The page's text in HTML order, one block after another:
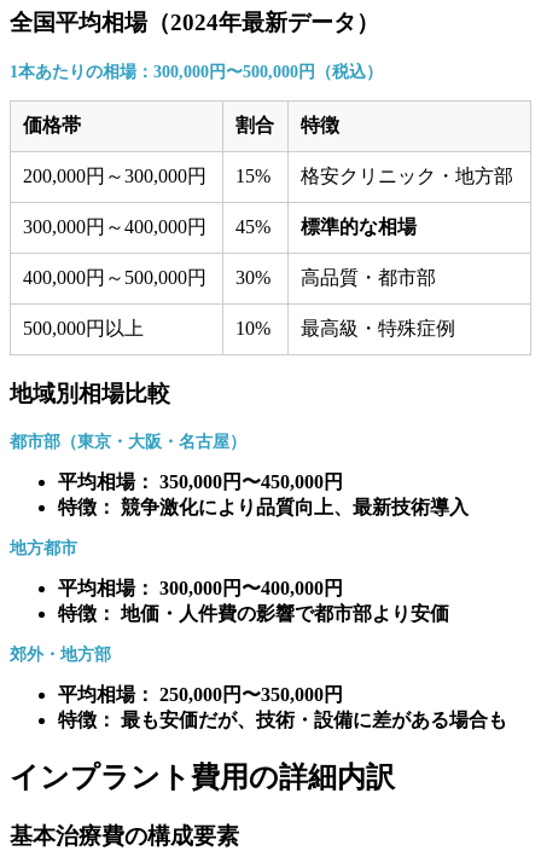
全国平均相場（2024年最新データ）
1本あたりの相場：300,000円〜500,000円（税込）
価格帯 割合 特徴
200,000円～300,000円 15% 格安クリニック・地方部
300,000円～400,000円 45% 標準的な相場
400,000円～500,000円 30% 高品質・都市部
500,000円以上 10% 最高級・特殊症例
地域別相場比較
都市部（東京・大阪・名古屋）
平均相場： 350,000円〜450,000円
特徴： 競争激化により品質向上、最新技術導入
地方都市
平均相場： 300,000円〜400,000円
特徴： 地価・人件費の影響で都市部より安価
郊外・地方部
平均相場： 250,000円〜350,000円
特徴： 最も安価だが、技術・設備に差がある場合も
インプラント費用の詳細内訳
基本治療費の構成要素